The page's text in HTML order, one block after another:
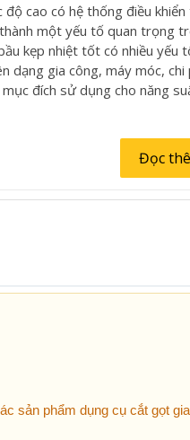
cao có hệ thống điều khiển
một yếu tố quan trọng
kẹp nhiệt tốt có nhiều yếu
dạng gia công, máy móc, chi
đích sử dụng cho năng
Đọc
sản phẩm dụng cụ cắt gọt